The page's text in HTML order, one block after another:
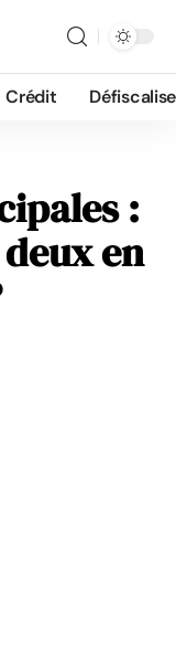
Crédit
:
en